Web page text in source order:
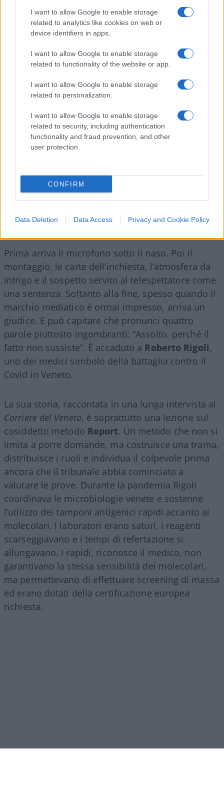
I want to allow Google to enable storage
related to analytics like cookies on web or
device identifiers in apps.
I want to allow Google to enable storage
related to functionality of the website or app.
I want to allow Google to enable storage
related to personalization.
I want to allow Google to enable storage
related to security, including authentication
functionality and fraud prevention, and other
user protection.
CONFIRM
Data Deletion Data Access Privacy and Cookie Policy
Prima arriva il microfono sotto il naso. Poi il
montaggio, le carte dell’inchiesta, l’atmosfera da
intrigo e il sospetto servito al telespettatore come
una sentenza. Soltanto alla fine, spesso quando il
marchio mediatico è ormai impresso, arriva un
giudice. E può capitare che pronunci quattro
parole piuttosto ingombranti: “Assolto, perché il
fatto non sussiste”. È accaduto a Roberto Rigoli,
uno dei medici simbolo della battaglia contro il
Covid in Veneto.
La sua storia, raccontata in una lunga intervista al
Corriere del Veneto, è soprattutto una lezione sul
cosiddetto metodo Report. Un metodo che non si
limita a porre domande, ma costruisce una trama,
distribuisce i ruoli e individua il colpevole prima
ancora che il tribunale abbia cominciato a
valutare le prove. Durante la pandemia Rigoli
coordinava le microbiologie venete e sostenne
l’utilizzo dei tamponi antigenici rapidi accanto ai
molecolari. I laboratori erano saturi, i reagenti
scarseggiavano e i tempi di refertazione si
allungavano. I rapidi, riconosce il medico, non
garantivano la stessa sensibilità dei molecolari,
ma permettevano di effettuare screening di massa
ed erano dotati della certificazione europea
richiesta.